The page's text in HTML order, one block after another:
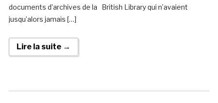
documents d’archives de la British Library qui n’avaient
jusqu’alors jamais […]
Lire la suite →